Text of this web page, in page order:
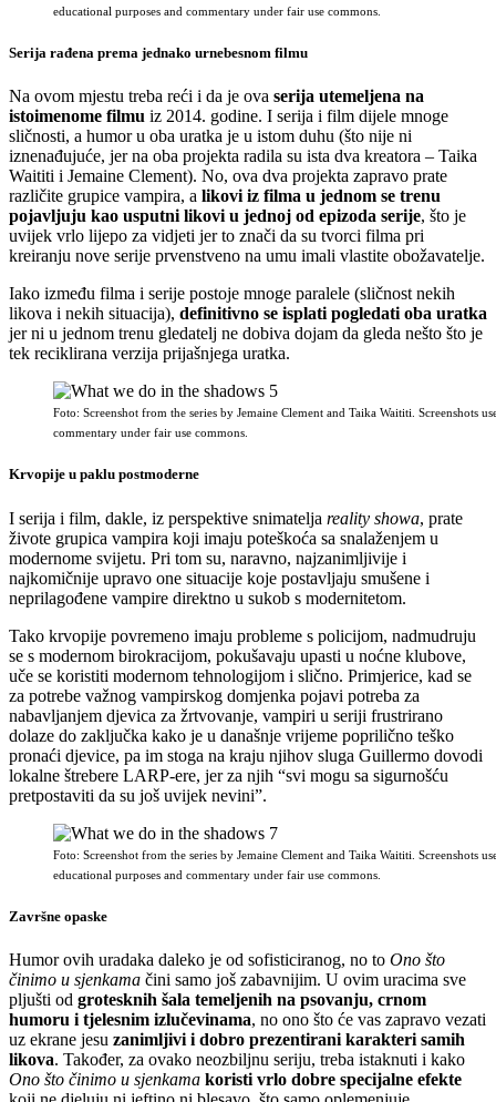
educational purposes and commentary under fair use commons.
Serija rađena prema jednako urnebesnom filmu
Na ovom mjestu treba reći i da je ova serija utemeljena na
istoimenome filmu iz 2014. godine. I serija i film dijele mnoge
sličnosti, a humor u oba uratka je u istom duhu (što nije ni
iznenađujuće, jer na oba projekta radila su ista dva kreatora – Taika
Waititi i Jemaine Clement). No, ova dva projekta zapravo prate
različite grupice vampira, a likovi iz filma u jednom se trenu
pojavljuju kao usputni likovi u jednoj od epizoda serije, što je
uvijek vrlo lijepo za vidjeti jer to znači da su tvorci filma pri
kreiranju nove serije prvenstveno na umu imali vlastite obožavatelje.
Iako između filma i serije postoje mnoge paralele (sličnost nekih
likova i nekih situacija), definitivno se isplati pogledati oba uratka
jer ni u jednom trenu gledatelj ne dobiva dojam da gleda nešto što je
tek reciklirana verzija prijašnjega uratka.
Foto: Screenshot from the series by Jemaine Clement and Taika Waititi.
commentary under fair use commons.
Krvopije u paklu postmoderne
I serija i film, dakle, iz perspektive snimatelja reality showa, prate
živote grupica vampira koji imaju poteškoća sa snalaženjem u
modernome svijetu. Pri tom su, naravno, najzanimljivije i
najkomičnije upravo one situacije koje postavljaju smušene i
neprilagođene vampire direktno u sukob s modernitetom.
Tako krvopije povremeno imaju probleme s policijom, nadmudruju
se s modernom birokracijom, pokušavaju upasti u noćne klubove,
uče se koristiti modernom tehnologijom i slično. Primjerice, kad se
za potrebe važnog vampirskog domjenka pojavi potreba za
nabavljanjem djevica za žrtvovanje, vampiri u seriji frustrirano
dolaze do zaključka kako je u današnje vrijeme poprilično teško
pronaći djevice, pa im stoga na kraju njihov sluga Guillermo dovodi
lokalne štrebere LARP-ere, jer za njih “svi mogu sa sigurnošću
pretpostaviti da su još uvijek nevini”.
Foto: Screenshot from the series by Jemaine Clement and Taika Waititi.
educational purposes and commentary under fair use commons.
Završne opaske
Humor ovih uradaka daleko je od sofisticiranog, no to Ono što
činimo u sjenkama čini samo još zabavnijim. U ovim uracima sve
pljušti od grotesknih šala temeljenih na psovanju, crnom
humoru i tjelesnim izlučevinama, no ono što će vas zapravo vezati
uz ekrane jesu zanimljivi i dobro prezentirani karakteri samih
likova. Također, za ovako neozbiljnu seriju, treba istaknuti i kako
Ono što činimo u sjenkama koristi vrlo dobre specijalne efekte